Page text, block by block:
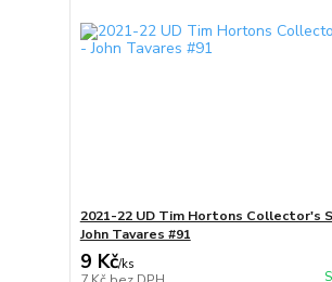
2021-22 UD Tim Hortons Collector's
John Tavares #91
9 Kč/ks